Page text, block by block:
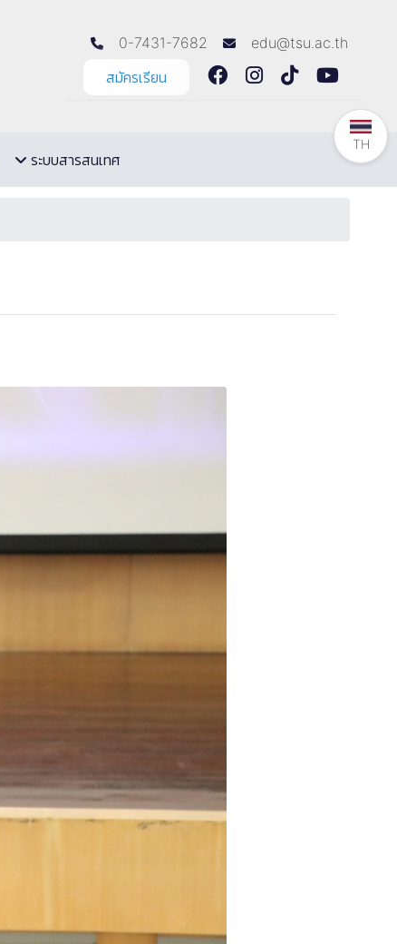
0-7431-7682
edu@tsu.ac.th
สมัครเรียน
ระบบสารสนเทศ
TH